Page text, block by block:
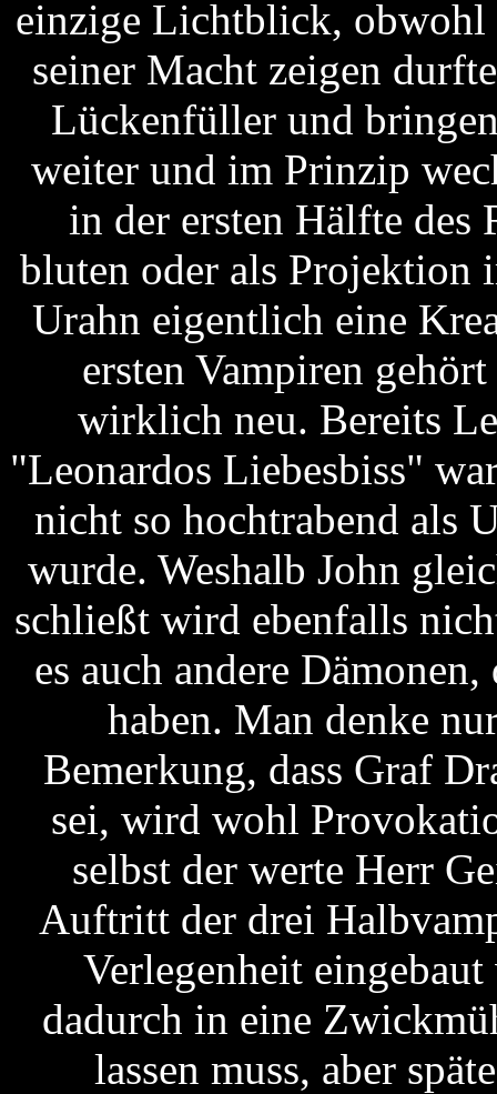
einzige Lichtblick,
seiner Macht zeigen
Lückenfüller und
weiter und im Prinzip
in der ersten Hälfte des
bluten oder als Projektion
Urahn eigentlich eine
ersten Vampiren
wirklich neu. Bereits
"Leonardos Liebesbiss"
nicht so hochtrabend als
wurde. Weshalb John
schließt wird ebenfalls
es auch andere
haben. Man denke
Bemerkung, dass Graf
sei, wird wohl
selbst der werte Herr
Auftritt der drei
Verlegenheit
dadurch in eine
lassen muss, aber